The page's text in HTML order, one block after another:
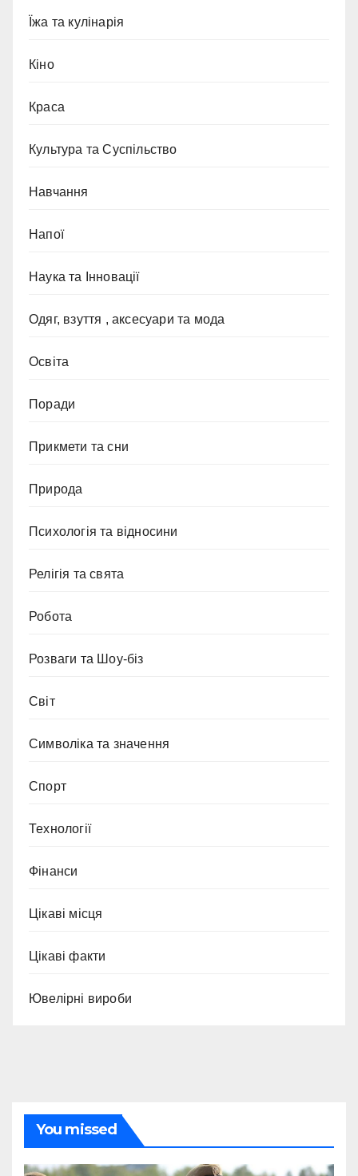
Їжа та кулінарія
Кіно
Краса
Культура та Суспільство
Навчання
Напої
Наука та Інновації
Одяг, взуття , аксесуари та мода
Освіта
Поради
Прикмети та сни
Природа
Психологія та відносини
Релігія та свята
Робота
Розваги та Шоу-біз
Світ
Символіка та значення
Спорт
Технології
Фінанси
Цікаві місця
Цікаві факти
Ювелірні вироби
You missed